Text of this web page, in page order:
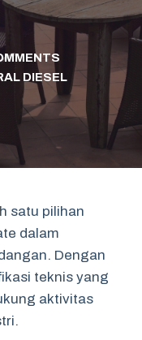
DIESEL
satu pilihan
dalam
Dengan
teknis yang
aktivitas